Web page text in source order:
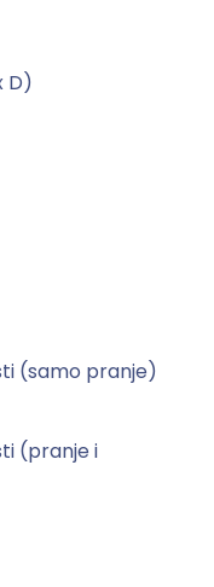
D)
(samo pranje)
(pranje i